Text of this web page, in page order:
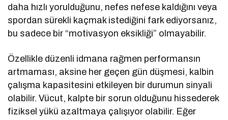
daha hızlı yorulduğunu, nefes nefese kaldığını veya
spordan sürekli kaçmak istediğini fark ediyorsanız,
bu sadece bir “motivasyon eksikliği” olmayabilir.
Özellikle düzenli idmana rağmen performansın
artmaması, aksine her geçen gün düşmesi, kalbin
çalışma kapasitesini etkileyen bir durumun sinyali
olabilir. Vücut, kalpte bir sorun olduğunu hissederek
fiziksel yükü azaltmaya çalışıyor olabilir. Eğer